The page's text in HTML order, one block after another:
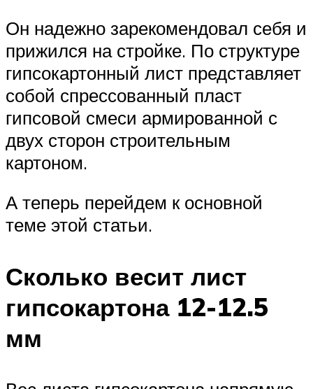
Он надежно зарекомендовал себя и
прижился на стройке. По структуре
гипсокартонный лист представляет
собой спрессованный пласт
гипсовой смеси армированной с
двух сторон строительным
картоном.
А теперь перейдем к основной
теме этой статьи.
Сколько весит лист
гипсокартона 12-12.5
мм